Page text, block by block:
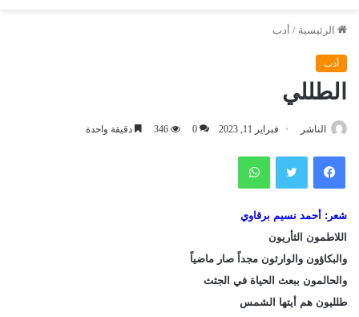
الرئيسية / أدب
أدب
الطللي
الناشر فبراير 11, 2023 0
346 دقيقة واحدة
فيسبوك تويتر واتساب
شعر: أحمد نسيم برقاوي
اللاطمون الثأريون
والبكاؤون والوارثون مجداً صار ماضياً
والحالمون ببعث الحياة في الجثث
طلليون هم أيتها الشمس